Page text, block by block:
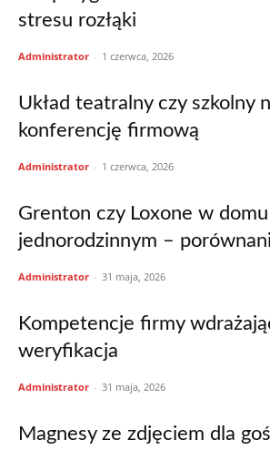
stresu rozłąki
Administrator - 1 czerwca, 2026
Układ teatralny czy szkolny
konferencję firmową
Administrator - 1 czerwca, 2026
Grenton czy Loxone w domu
jednorodzinnym –
Administrator - 31 maja, 2026
Kompetencje firmy
weryfikacja
Administrator - 31 maja, 2026
Magnesy ze zdjęciem dla